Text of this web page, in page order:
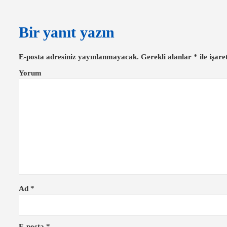
ı
e
z
Bir yanıt yazın
E-posta adresiniz yayınlanmayacak. Gerekli alanlar * ile
Yorum
Ad *